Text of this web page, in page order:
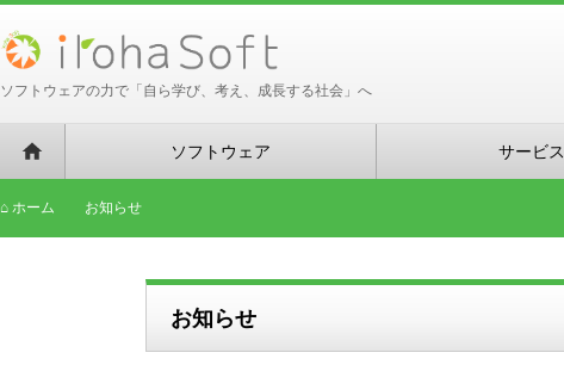
ソフトウェアの力で「自ら学び、考え、成長する社会」へ
ソフトウェア サービス
ホーム お知らせ
お知らせ